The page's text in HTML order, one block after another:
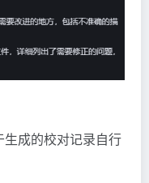
成的校对记录自行